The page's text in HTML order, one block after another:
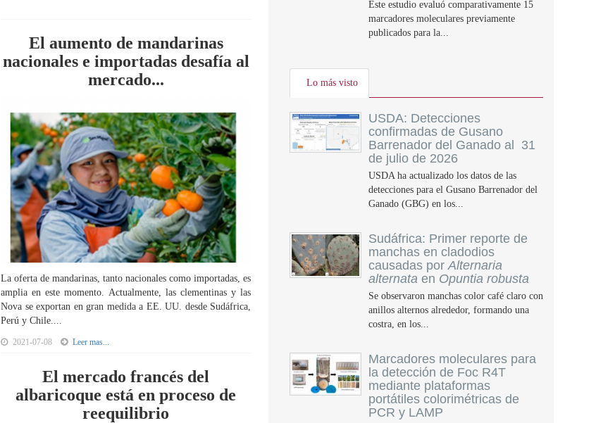
El aumento de mandarinas
nacionales e importadas desafía al
mercado...
La oferta de mandarinas, tanto nacionales como importadas, es
amplia en este momento. Actualmente, las clementinas y las
Nova se exportan en gran medida a EE. UU. desde Sudáfrica,
Perú y Chile....
2021-07-08 Leer mas...
El mercado francés del
albaricoque está en proceso de
reequilibrio
Este estudio evaluó comparativamente 15
marcadores moleculares previamente
publicados para la...
Lo más visto
USDA: Detecciones
confirmadas de Gusano
Barrenador del Ganado al 31
de julio de 2026
USDA ha actualizado los datos de las
detecciones para el Gusano Barrenador del
Ganado (GBG) en los...
Sudáfrica: Primer reporte de
manchas en cladodios
causadas porAlternaria
alternata en Opuntia robusta
Se observaron manchas color café claro con
anillos alternos alrededor, formando una
costra, en los...
Marcadores moleculares para
la detección de Foc R4T
mediante plataformas
portátiles colorimétricas de
PCR y LAMP